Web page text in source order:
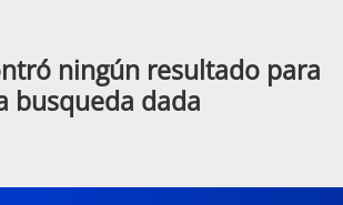
ningún resultado para
busqueda dada